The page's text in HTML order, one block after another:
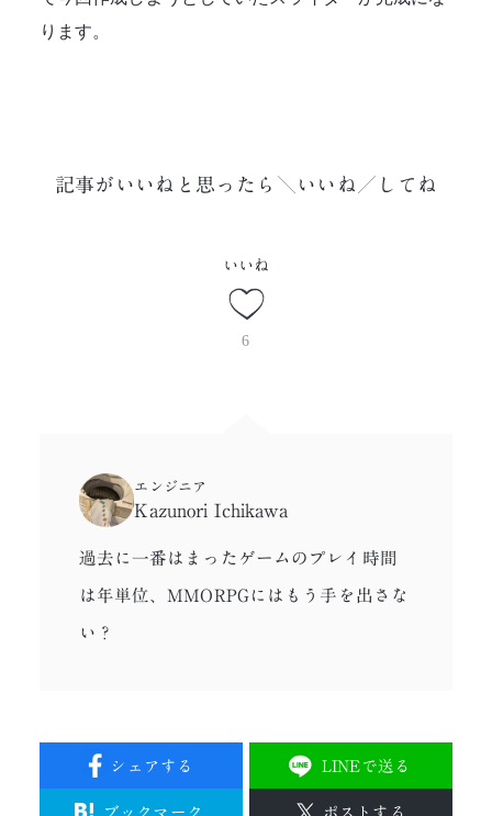
ります。
記事がいいねと思ったら＼いいね／してね
いいね
6
エンジニア
Kazunori Ichikawa
過去に一番はまったゲームのプレイ時間
は年単位、MMORPGにはもう手を出さな
い？
シェアする LINEで送る
ブックマーク ポストする